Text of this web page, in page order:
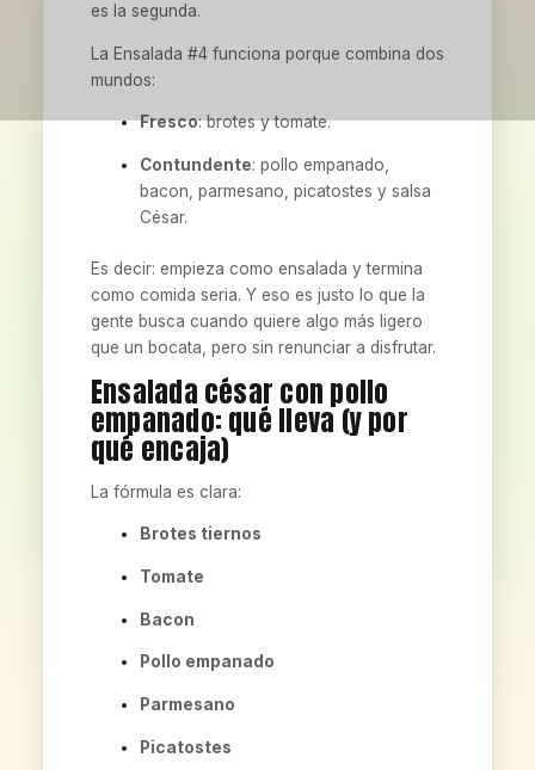
es la segunda.
La Ensalada #4 funciona porque combina dos
mundos:
Fresco: brotes y tomate.
Contundente: pollo empanado,
bacon, parmesano, picatostes y salsa
César.
Es decir: empieza como ensalada y termina
como comida seria. Y eso es justo lo que la
gente busca cuando quiere algo más ligero
que un bocata, pero sin renunciar a disfrutar.
Ensalada césar con pollo
empanado: qué lleva (y por
qué encaja)
La fórmula es clara:
Brotes tiernos
Tomate
Bacon
Pollo empanado
Parmesano
Picatostes